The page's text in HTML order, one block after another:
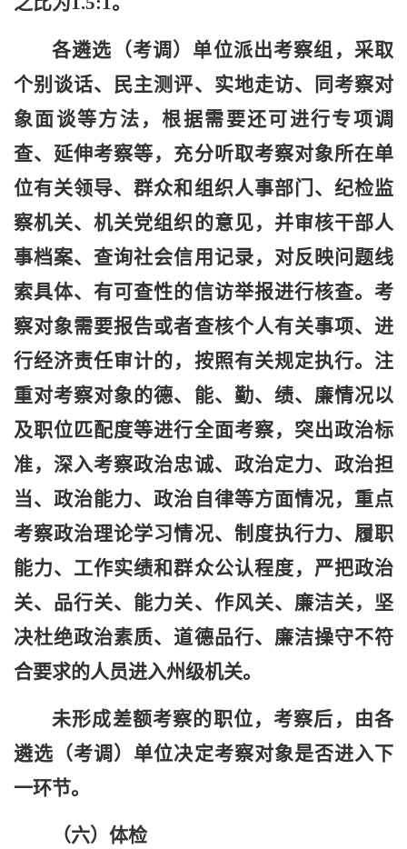
各遴选（考调）单位派出考察组，采取
个别谈话、民主测评、实地走访、同考察对
象面谈等方法，根据需要还可进行专项调
查、延伸考察等，充分听取考察对象所在单
位有关领导、群众和组织人事部门、纪检监
察机关、机关党组织的意见，并审核干部人
事档案、查询社会信用记录，对反映问题线
索具体、有可查性的信访举报进行核查。考
察对象需要报告或者查核个人有关事项、进
行经济责任审计的，按照有关规定执行。注
重对考察对象的德、能、勤、绩、廉情况以
及职位匹配度等进行全面考察，突出政治标
准，深入考察政治忠诚、政治定力、政治担
当、政治能力、政治自律等方面情况，重点
考察政治理论学习情况、制度执行力、履职
能力、工作实绩和群众公认程度，严把政治
关、品行关、能力关、作风关、廉洁关，坚
决杜绝政治素质、道德品行、廉洁操守不符
合要求的人员进入州级机关。
未形成差额考察的职位，考察后，由各
遴选（考调） 单位决定考察对象是否进入下
一环节。
（六）体检